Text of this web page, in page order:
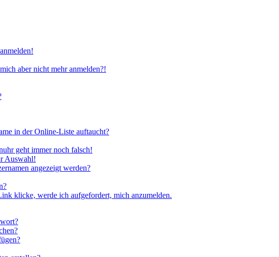
aber nicht mehr anmelden?!
in der Online-Liste auftaucht?
geht immer noch falsch!
Auswahl!
angezeigt werden?
klicke, werde ich aufgefordert, mich anzumelden.